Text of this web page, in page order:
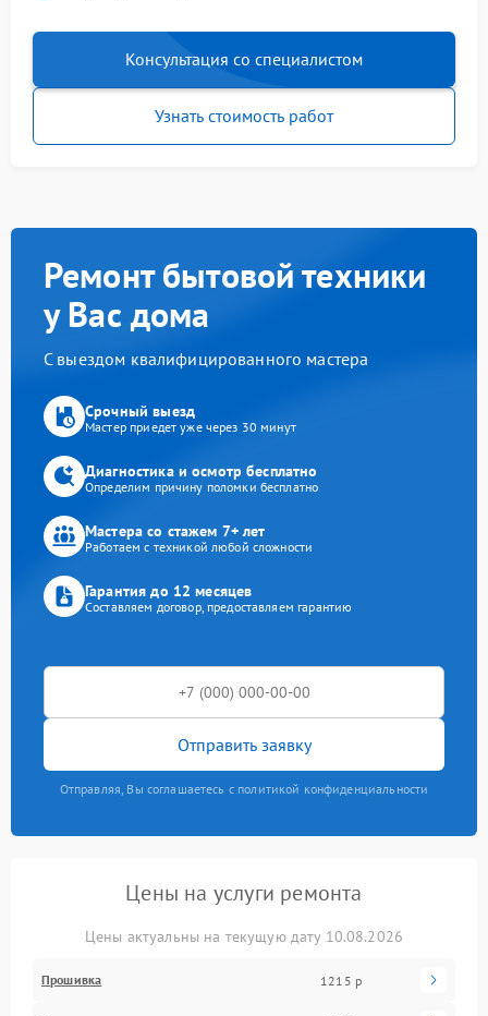
Консультация со специалистом
Узнать стоимость работ
Ремонт бытовой техники
у Вас дома
С выездом квалифицированного мастера
Срочный выезд
Мастер приедет уже через 30 минут
Диагностика и осмотр бесплатно
Определим причину поломки бесплатно
Мастера со стажем 7+ лет
Работаем с техникой любой сложности
Гарантия до 12 месяцев
Составляем договор, предоставляем гарантию
Отправить заявку
Отправляя, Вы соглашаетесь с политикой конфиденциальности
Цены на услуги ремонта
Цены актуальны на текущую дату 10.08.2026
Прошивка 1215 р